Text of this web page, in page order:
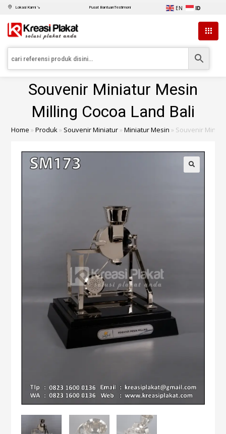
Lokasi Kami ↘ Pusat BantuanTestimoni EN ID
Souvenir Miniatur Mesin
Milling Cocoa Land Bali
Home »Produk» Souvenir Miniatur»Miniatur Mesin » Souvenir